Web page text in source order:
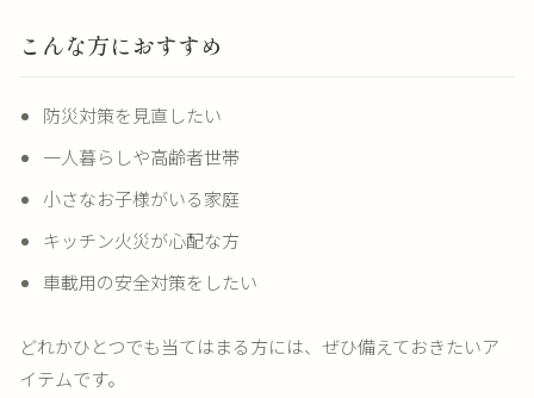
こんな方におすすめ
防災対策を見直したい
一人暮らしや高齢者世帯
小さなお子様がいる家庭
キッチン火災が心配な方
車載用の安全対策をしたい
どれかひとつでも当てはまる方には、ぜひ備えておきたいア
イテムです。